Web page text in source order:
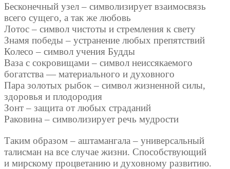
Бесконечный узел – символизирует взаимосвязь
всего сущего, а так же любовь
Лотос – символ чистоты и стремления к свету
Знамя победы – устранение любых препятствий
Колесо – символ учения Будды
Ваза с сокровищами – символ неиссякаемого
богатства — материального и духовного
Пара золотых рыбок – символ жизненной силы,
здоровья и плодородия
Зонт – защита от любых страданий
Раковина – символизирует речь мудрости
Таким образом – аштамангала – универсальный
талисман на все случае жизни. Способствующий
и мирскому процветанию и духовному развитию.